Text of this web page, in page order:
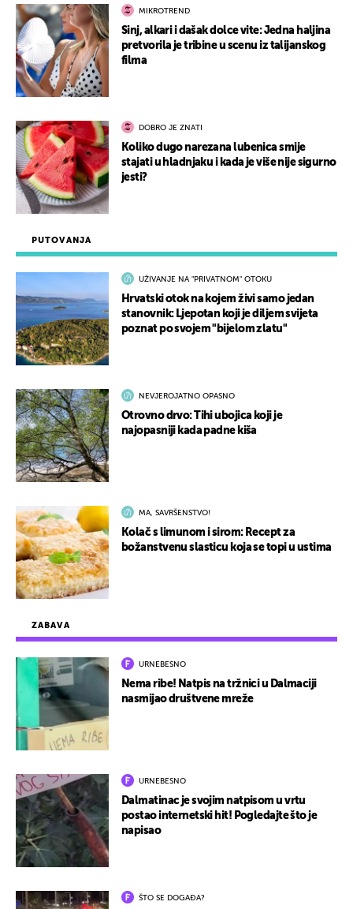
ZABAVA
URNEBESNO
Nema ribe! Natpis na tržnici u Dalmaciji
nasmijao društvene mreže
URNEBESNO
Dalmatinac je svojim natpisom u vrtu
postao internetski hit! Pogledajte što je
napisao
ŠTO SE DOGAĐA?
PUTOVANJA
UŽIVANJE NA "PRIVATNOM" OTOKU
Hrvatski otok na kojem živi samo jedan
stanovnik: Ljepotan koji je diljem svijeta
poznat po svojem "bijelom zlatu"
NEVJEROJATNO OPASNO
Otrovno drvo: Tihi ubojica koji je
najopasniji kada padne kiša
MA, SAVRŠENSTVO!
Kolač s limunom i sirom: Recept za
božanstvenu slasticu koja se topi u ustima
MIKROTREND
Sinj, alkari i dašak dolce vite: Jedna haljina
pretvorila je tribine u scenu iz talijanskog
filma
DOBRO JE ZNATI
Koliko dugo narezana lubenica smije
stajati u hladnjaku i kada je više nije sigurno
jesti?